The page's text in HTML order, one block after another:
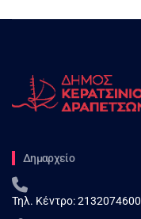
Δημαρχείο
Τηλ. Κέντρο:2132074600